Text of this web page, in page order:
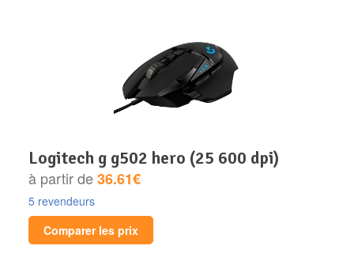
logitech g g502 hero (25 600 dpi)
à partir de36.61€
5 revendeurs
Comparer les prix